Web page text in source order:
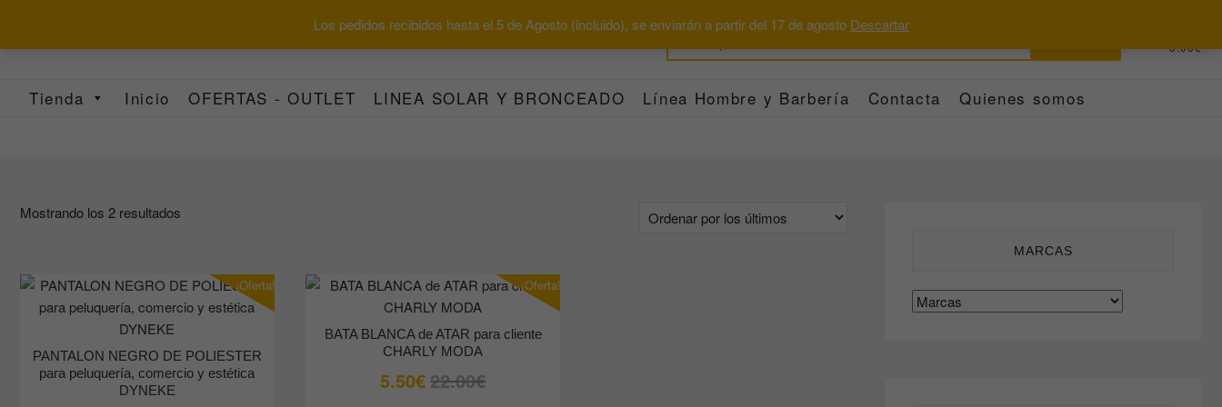
Los pedidos recibidos hasta el 5 de Agosto (incluido), se enviarán a partir del 17 de agosto Descartar
contenido
0.00€
Tienda Inicio OFERTAS - OUTLET LINEA SOLAR Y BRONCEADO Línea Hombre y Barbería Contacta Quienes somos
Mostrando los 2 resultados
últimos
¡Oferta!
PANTALON NEGRO DE POLIESTER
para peluquería, comercio y estética
DYNEKE
¡Oferta!
BATA BLANCA de ATAR para cliente
CHARLY MODA
22.00€
5.50€
MARCAS